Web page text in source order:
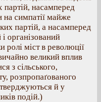
партій, насамперед
симпатії майже
партій, а насамперед
організований
ролі міст в революції
великий вплив
з сільського,
розпропаґованого
й у
подій.)